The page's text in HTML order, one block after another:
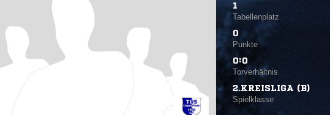
1
Tabellenplatz
0
Punkte
0:0
Torverhältnis
2.KREISLIGA (B)
Spielklasse